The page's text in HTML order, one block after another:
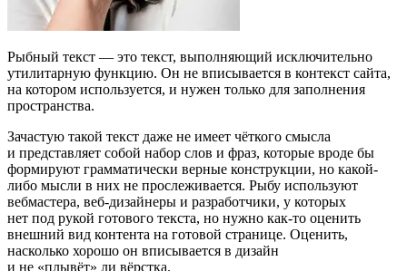
Рыбный текст — это текст, выполняющий исключительно
утилитарную функцию. Он не вписывается в контекст сайта,
на котором используется, и нужен только для заполнения
пространства.
Зачастую такой текст даже не имеет чёткого смысла
и представляет собой набор слов и фраз, которые вроде бы
формируют грамматически верные конструкции, но какой-
либо мысли в них не прослеживается. Рыбу используют
вебмастера, веб-дизайнеры и разработчики, у которых
нет под рукой готового текста, но нужно как-то оценить
внешний вид контента на готовой странице. Оценить,
насколько хорошо он вписывается в дизайн
и не «плывёт» ли вёрстка.